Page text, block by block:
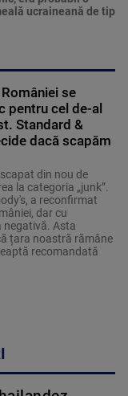
ucraineană de tip
se
pentru cel de-al
Standard &
dacă scapăm
din nou de
la categoria „junk”.
a reconfirmat
dar cu
negativă. Asta
țara noastră rămâne
recomandată